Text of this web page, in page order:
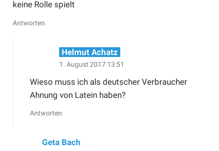
keine Rolle spielt
Antworten
Helmut Achatz
1. August 2017 13:51
Wieso muss ich als deutscher Verbraucher
Ahnung von Latein haben?
Antworten
Geta Bach